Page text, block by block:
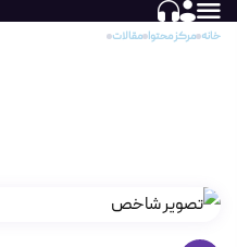
خانه مرکز محتوا مقالات